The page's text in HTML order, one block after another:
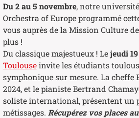
Du 2 au 5 novembre, notre
Orchestra of Europe programmé
vous auprès de la Mission Culture
plus !
Du classique majestueux ! Lejeudi
Toulouseinvite les étudiants
symphonique sur mesure. La cheffe
2024, et le pianiste Bertrand
soliste international, présentent un
métissages. Récupérez vos places